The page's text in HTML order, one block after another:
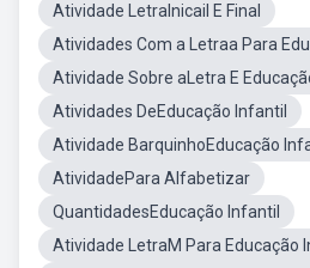
Atividade LetraInicail E Final
Atividades Com a Letraa Para
Atividade Sobre aLetra E
Atividades DeEducação Infantil
Atividade BarquinhoEducação
AtividadePara Alfabetizar
QuantidadesEducação Infantil
Atividade LetraM Para Educação